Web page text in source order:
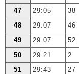
47
29:05 38
48
29:07 46
49
29:07 52
50
29:21 2
51
29:43 27